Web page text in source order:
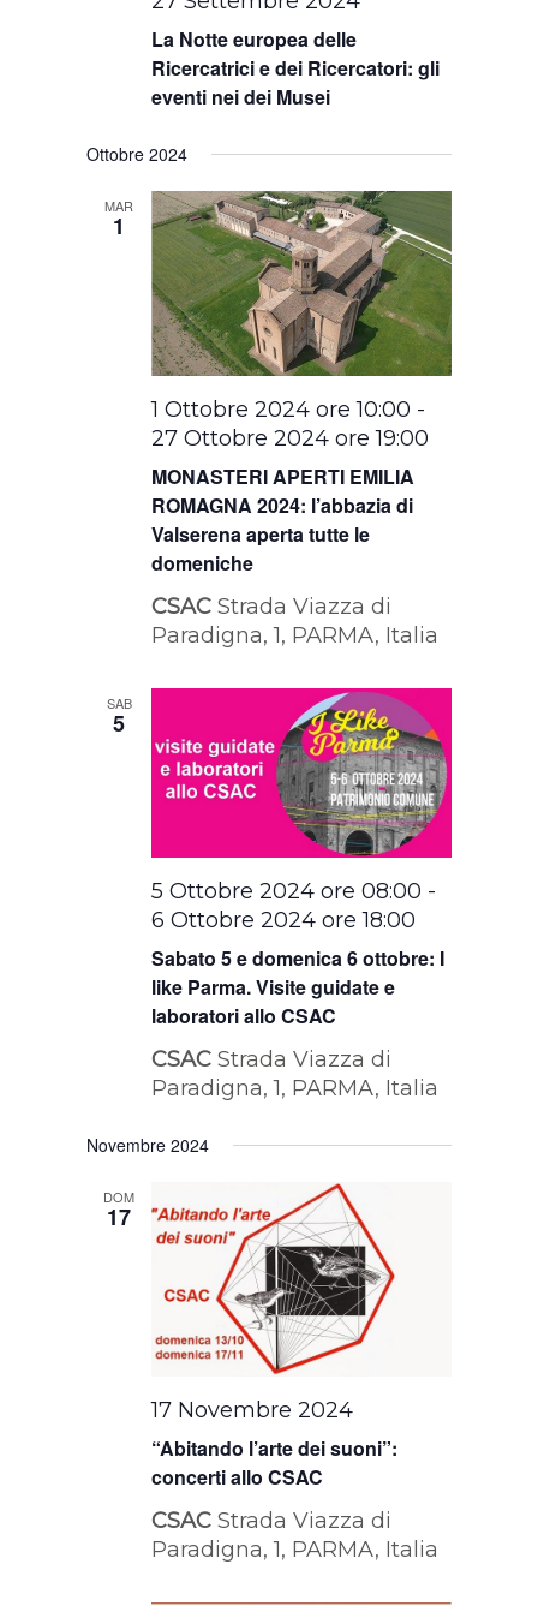
La Notte europea delle
Ricercatrici e dei Ricercatori: gli
eventi nei dei Musei
Ottobre 2024
MAR
1
MONASTERI APERTI EMILIA
ROMAGNA 2024: l’abbazia di
Valserena aperta tutte le
domeniche
1 Ottobre 2024 ore 10:00 -
27 Ottobre 2024 ore 19:00
CSACStrada Viazza di
Paradigna, 1, PARMA, Italia
SAB
5
Sabato 5 e domenica 6 ottobre: I
like Parma. Visite guidate e
laboratori allo CSAC
5 Ottobre 2024 ore 08:00 -
6 Ottobre 2024 ore 18:00
CSACStrada Viazza di
Paradigna, 1, PARMA, Italia
Novembre 2024
DOM
17
“Abitando l’arte dei suoni”:
concerti allo CSAC
17 Novembre 2024
CSACStrada Viazza di
Paradigna, 1, PARMA, Italia